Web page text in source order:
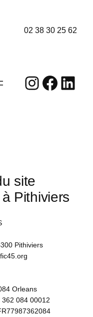
02 38 30 25 62
site
Pithiviers
Pithiviers
Orleans
362 084 00012